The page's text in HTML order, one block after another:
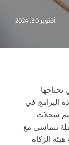
أكتوبر 30, 2024
تحتاجها
البرامج في
سجلات
تتماشى مع
الزكاة